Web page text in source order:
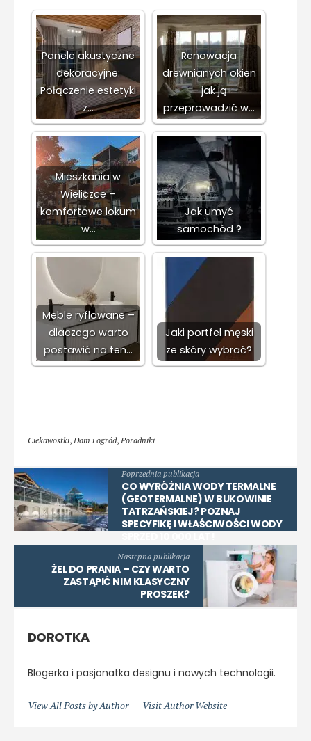
Panele akustyczne
dekoracyjne:
Połączenie estetyki
z…
Renowacja
drewnianych okien
– jak ją
przeprowadzić w…
Mieszkania w
Wieliczce –
komfortowe lokum
w…
Jak umyć
samochód ?
Meble ryflowane –
dlaczego warto
postawić na ten…
Jaki portfel męski
ze skóry wybrać?
Ciekawostki, Dom i ogród, Poradniki
Poprzednia publikacja
CO WYRÓŻNIA WODY TERMALNE
(GEOTERMALNE) W BUKOWINIE
TATRZAŃSKIEJ? POZNAJ
SPECYFIKĘ I WŁAŚCIWOŚCI WODY
Nastepna publikacja
ŻEL DO PRANIA – CZY WARTO
ZASTĄPIĆ NIM KLASYCZNY
PROSZEK?
DOROTKA
Blogerka i pasjonatka designu i nowych technologii.
View All Posts by Author Visit Author Website